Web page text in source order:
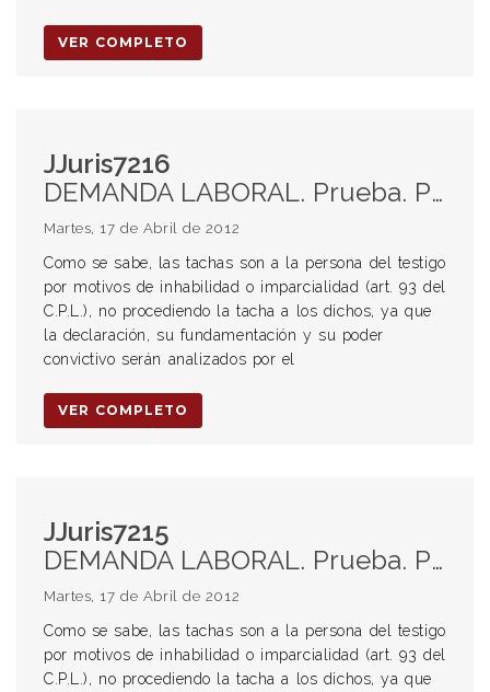
VER COMPLETO
JJuris7216
DEMANDA LABORAL. Prueba. Prueba testimonial. Testigos. Tachas. Alcance. Valoración judicial. Oportunidad. Valoración de las partes. Oportunidad. Existencia de la relación laboral. Presunción. Prueba. Carga de la prueba. Trabajadores de la construcción. Art. 35 de la ley 22.250. Presunciones legales a favor del trabajador (arts. 55 y 57). Aplicación judicial.
Martes, 17 de Abril de 2012
Como se sabe, las tachas son a la persona del testigo
por motivos de inhabilidad o imparcialidad (art. 93 del
C.P.L.), no procediendo la tacha a los dichos, ya que
la declaración, su fundamentación y su poder
convictivo serán analizados por el
VER COMPLETO
JJuris7215
DEMANDA LABORAL. Prueba. Prueba testimonial. Testigos. Tachas. Alcance. Valoración judicial. Oportunidad. Valoración de las partes. Oportunidad. Existencia de la relación laboral. Presunción. Prueba. Carga de la prueba. Trabajadores de la construcción. Art. 35 de la ley 22.250. Presunciones legales a favor del trabajador (arts. 55 y 57). Aplicación judicial.
Martes, 17 de Abril de 2012
Como se sabe, las tachas son a la persona del testigo
por motivos de inhabilidad o imparcialidad (art. 93 del
C.P.L.), no procediendo la tacha a los dichos, ya que